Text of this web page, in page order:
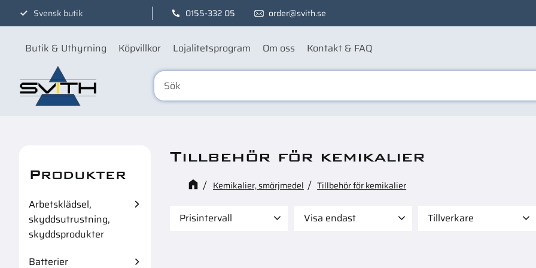
Svensk butik 0155-332 05 order@svith.se
Butik & Uthyrning Köpvillkor Lojalitetsprogram Om oss Kontakt & FAQ
Tillbehör för kemikalier
Kemikalier, smörjmedel Tillbehör för kemikalier
Prisintervall Visa endast Tillverkare
Produkter
Arbetsklädsel,
skyddsutrustning,
skyddsprodukter
Batterier